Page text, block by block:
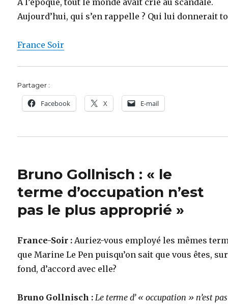
A l’époque, tout le monde avait crié au scandale.
Aujourd’hui, qui s’en rappelle ? Qui lui donnerait
France Soir
Partager :
Facebook X E-mail
Bruno Gollnisch : « le
terme d’occupation n’est
pas le plus approprié »
France-Soir : Auriez-vous employé les mêmes
que Marine Le Pen puisqu’on sait que vous êtes,
fond, d’accord avec elle?
Bruno Gollnisch : Le terme d’ « occupation » n’est